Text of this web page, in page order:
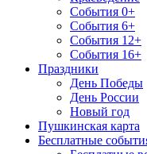
События 0+
События 6+
События 12+
События 16+
Праздники
День Победы
День России
Новый год
Пушкинская карта
Бесплатные